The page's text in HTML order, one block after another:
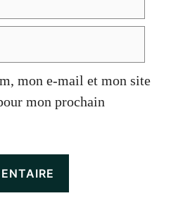
mon e-mail et mon site
mon prochain